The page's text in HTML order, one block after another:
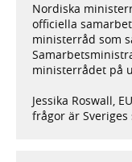
Nordiska
officiella
ministerråd som
ministerrådet på
Jessika Roswall,
frågor är